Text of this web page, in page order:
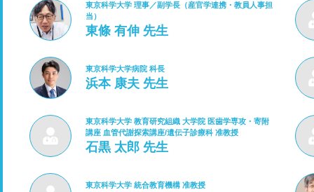
東京科学大学 理事／副学長（産官学連携・教員人事担
当）
東條 有伸 先生
東京科学大学病院 科長
浜本 康夫 先生
東京科学大学 教育研究組織 大学院 医歯学専攻・寄附
講座 血管代謝探索講座/遺伝子診療科 准教授
石黒 太郎 先生
東京科学大学 統合教育機構 准教授